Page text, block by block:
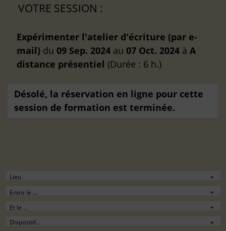
VOTRE SESSION :
Expérimenter l'atelier d'écriture (par e-
mail) du 09 Sep. 2024 au 07 Oct. 2024 à A
distance présentiel (Durée : 6 h.)
Désolé, la réservation en ligne pour cette
session de formation est terminée.